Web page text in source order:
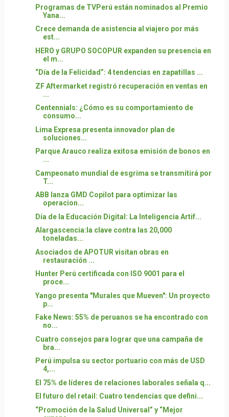
Programas de TVPerú están nominados al Premio
Yana...
Crece demanda de asistencia al viajero por más
est...
HERO y GRUPO SOCOPUR expanden su presencia en
el m...
“Día de la Felicidad”: 4 tendencias en zapatillas ...
ZF Aftermarket registró recuperación en ventas en
...
Centennials: ¿Cómo es su comportamiento de
consumo...
Lima Expresa presenta innovador plan de
soluciones...
Parque Arauco realiza exitosa emisión de bonos en
...
Campeonato mundial de esgrima se transmitirá por
T...
ABB lanza GMD Copilot para optimizar las
operacion...
Día de la Educación Digital: La Inteligencia Artif...
Alargascencia:la clave contra las 20,000
toneladas...
Asociados de APOTUR visitan obras en
restauración ...
Hunter Perú certificada con ISO 9001 para el
proce...
Yango presenta "Murales que Mueven": Un proyecto
p...
Fake News: 55% de peruanos se ha encontrado con
no...
Cuatro consejos para lograr que una campaña de
bra...
Perú impulsa su sector portuario con más de USD
4,...
El 75% de líderes de relaciones laborales señala q...
El futuro del retail: Cuatro tendencias que defini...
“Promoción de la Salud Universal” y “Mejor